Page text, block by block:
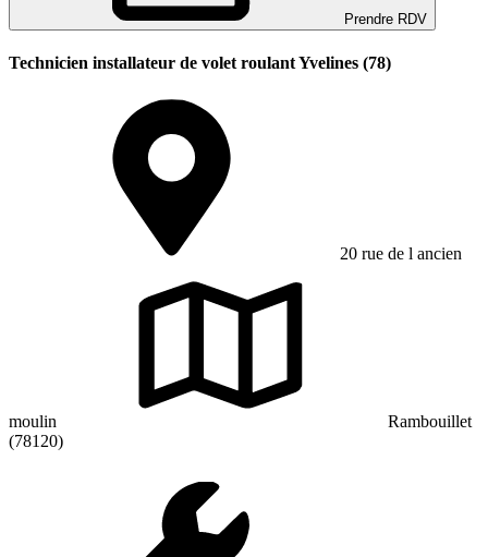
Prendre RDV
Technicien installateur de volet roulant Yvelines (78)
20 rue de l ancien
moulin
Rambouillet
(78120)